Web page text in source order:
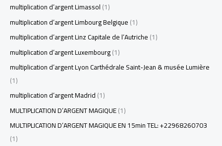
multiplication d’argent Limassol(1)
multiplication d’argent Limbourg Belgique(1)
multiplication d’argent Linz Capitale de l’Autriche(1)
multiplication d’argent Luxembourg(1)
multiplication d’argent Lyon Carthédrale Saint-Jean & musée Lumière
(1)
multiplication d’argent Madrid(1)
MULTIPLICATION D’ARGENT MAGIQUE(1)
MULTIPLICATION D’ARGENT MAGIQUE EN 15min TEL: +22968260703
(1)